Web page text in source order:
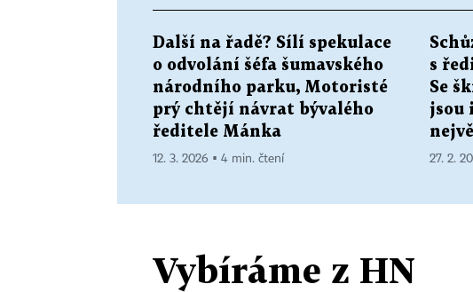
Další na řadě? Sílí spekulace
o odvolání šéfa šumavského
národního parku, Motoristé
prý chtějí návrat bývalého
ředitele Mánka
12. 3. 2026 ▪ 4 min. čtení
s
Se
jsou
27. 2.
Vybíráme z HN